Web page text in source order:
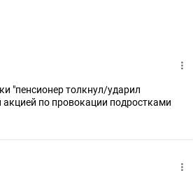
"пенсионер толкнул/ударил
по провокации подростками